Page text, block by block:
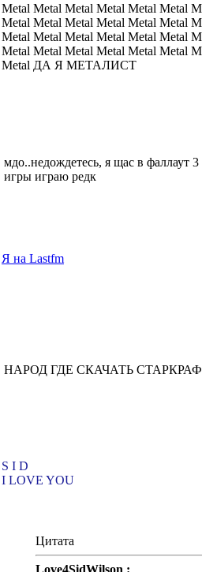
Metal Metal Metal Metal Metal Metal
Metal Metal Metal Metal Metal Metal
Metal Metal Metal Metal Metal Metal
Metal Metal Metal Metal Metal Metal
Metal ДА Я МЕТАЛИСТ
мдо..недождетесь, я щас в фаллаут
игры играю редк
Я на Lastfm
НАРОД ГДЕ СКАЧАТЬ
S I D
I LOVE YOU
Цитата
Love4SidWilson :